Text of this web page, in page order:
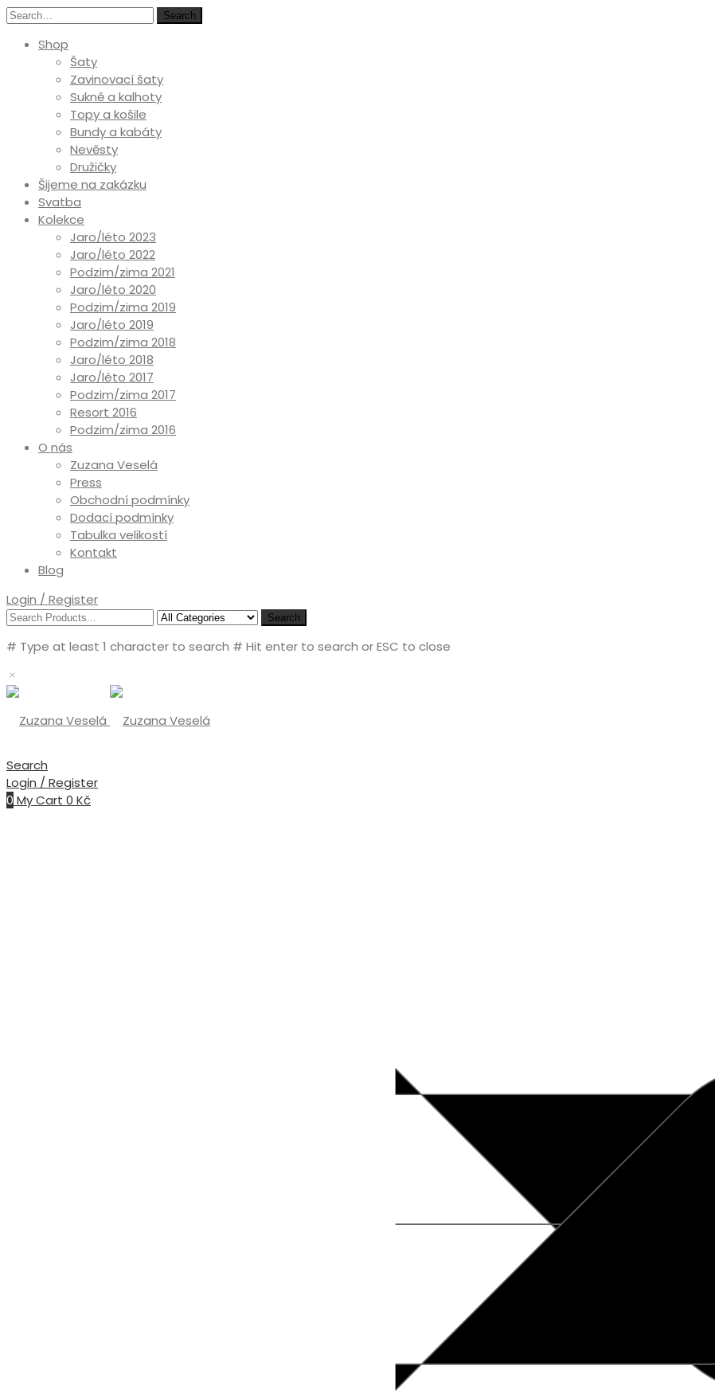
Search
Shop
Šaty
Zavinovací šaty
Sukně a kalhoty
Topy a košile
Bundy a kabáty
Nevěsty
Družičky
Šijeme na zakázku
Svatba
Kolekce
Jaro/léto 2023
Jaro/léto 2022
Podzim/zima 2021
Jaro/léto 2020
Podzim/zima 2019
Jaro/léto 2019
Podzim/zima 2018
Jaro/léto 2018
Jaro/léto 2017
Podzim/zima 2017
Resort 2016
Podzim/zima 2016
O nás
Zuzana Veselá
Press
Obchodní podmínky
Dodací podmínky
Tabulka velikostí
Kontakt
Blog
Login / Register
Search
# Type at least 1 character to search # Hit enter to search or ESC to close
Search
Login / Register
0 My Cart 0 Kč